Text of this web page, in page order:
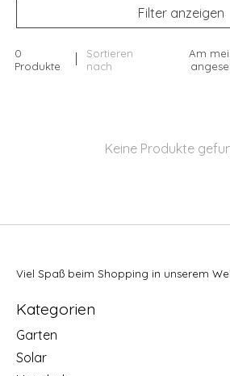
Filter anzeigen
0
Produkte
Sortieren
nach
Am
Keine Produkte
Viel Spaß beim Shopping in unserem
Kategorien
Garten
Solar